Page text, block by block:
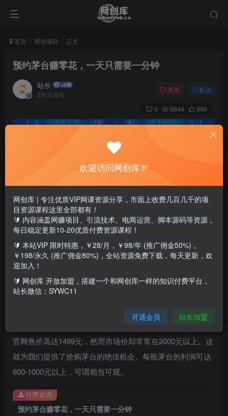
首页 网创项目 正文
预约茅台赚零花，一天只需要一分钟
站长
3年前发布
关注 私信
0 8844 866
内容介绍：在如今就业难、收入不高的时代，拥有一个副业
成为越来越多人追求的目标。而撸货作为一种利用互联网信
息差来获取差价利润的项目，正逐渐崭露头角。今天，我们
将揭秘一个独特的撸货副业——撸货茅台，让您轻松赚钱告
官网售价高达1499元，然而市场价却常常在2000元以上。这
就为我们提供了抢购茅台的绝佳机会。每瓶茅台的利润可达
600-1000元以上，可谓相当可观。
预约茅台赚零花，一天只需要一分钟
付费资源
欢迎访问网创库🏹
网创库 | 专注优质VIP网课资源分享，市面上收费几百几千的项
目资源课程这里全部都有！
🔰 内容涵盖网赚项目、引流技术、电商运营、脚本源码等资源，
每日稳定更新10-20优质付费资源课程！
🔰 本站VIP 限时特惠，￥28/月，￥98/年 (推广佣金50%)，
￥198/永久 (推广佣金80%)，全站资源免费下载，每天更新，欢
迎加入！
🔰 网创库 开放加盟，搭建一个和网创库一样的知识付费平台，
站长微信：SYWC11
开通会员 站长加盟